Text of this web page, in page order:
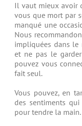
Il vaut mieux avoir
vous que mort par
manqué une
Nous
impliquées dans le
et ne pas le
pouvez vous
fait seul.
Vous pouvez, en
des sentiments
pour tendre la main.